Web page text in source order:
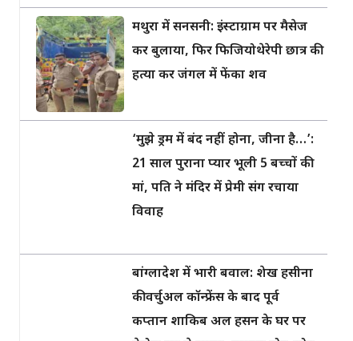
मथुरा में सनसनी: इंस्टाग्राम पर मैसेज
कर बुलाया, फिर फिजियोथेरेपी छात्र की
हत्या कर जंगल में फेंका शव
‘मुझे ड्रम में बंद नहीं होना, जीना है…’:
21 साल पुराना प्यार भूली 5 बच्चों की
मां, पति ने मंदिर में प्रेमी संग रचाया
विवाह
बांग्लादेश में भारी बवाल: शेख हसीना
की वर्चुअल कॉन्फ्रेंस के बाद पूर्व
कप्तान शाकिब अल हसन के घर पर